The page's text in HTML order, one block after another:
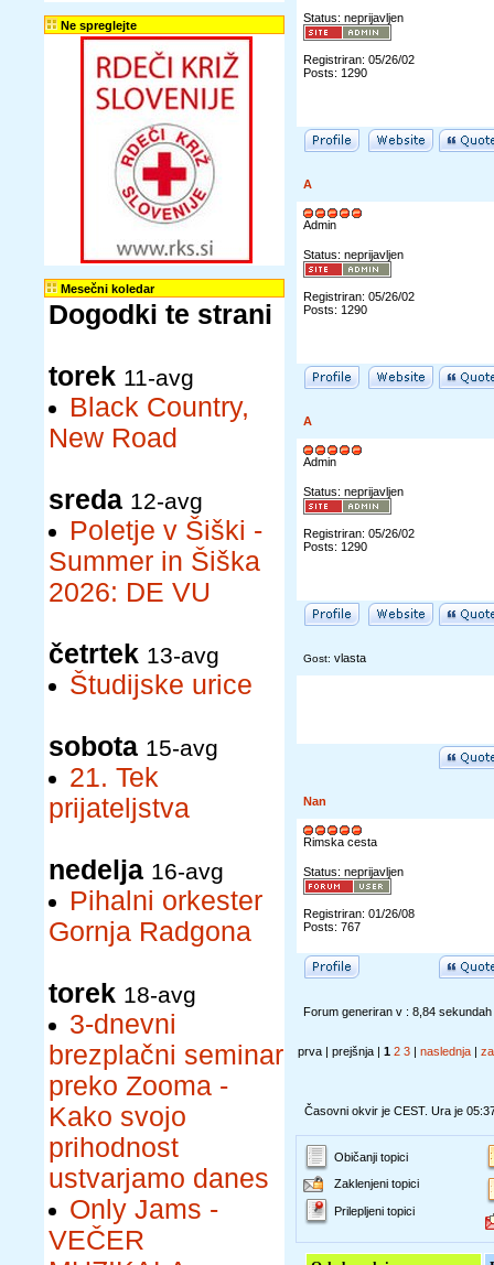
Ne spreglejte
Mesečni koledar
Dogodki te strani
torek 11-avg
Black Country,
New Road
sreda 12-avg
Poletje v Šiški -
Summer in Šiška
2026: DE VU
četrtek 13-avg
Študijske urice
sobota 15-avg
21. Tek
prijateljstva
nedelja 16-avg
Pihalni orkester
Gornja Radgona
torek 18-avg
3-dnevni
brezplačni seminar
preko Zooma -
Kako svojo
prihodnost
ustvarjamo danes
Only Jams -
VEČER
Status: neprijavljen
Registriran: 05/26/02
Posts: 1290
A
Admin
Status: neprijavljen
Registriran: 05/26/02
Posts: 1290
A
Admin
Status: neprijavljen
Registriran: 05/26/02
Posts: 1290
Gost: vlasta
Nan
Rimska cesta
Status: neprijavljen
Registriran: 01/26/08
Posts: 767
Forum generiran v : 8,84 sekundah
prva | prejšnja | 1 2 3 | naslednja |
Časovni okvir je CEST. Ura je
Običanji topici
Zaklenjeni topici
Prilepljeni topici